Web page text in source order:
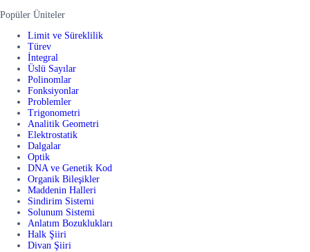
Popüler Üniteler
Limit ve Süreklilik
Türev
İntegral
Üslü Sayılar
Polinomlar
Fonksiyonlar
Problemler
Trigonometri
Analitik Geometri
Elektrostatik
Dalgalar
Optik
DNA ve Genetik Kod
Organik Bileşikler
Maddenin Halleri
Sindirim Sistemi
Solunum Sistemi
Anlatım Bozuklukları
Halk Şiiri
Divan Şiiri